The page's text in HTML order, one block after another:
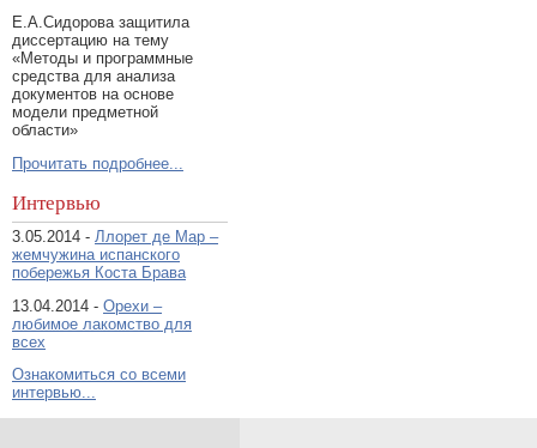
Е.А.Сидорова защитила
диссертацию на тему
«Методы и программные
средства для анализа
документов на основе
модели предметной
области»
Прочитать подробнее...
Интервью
3.05.2014 - Ллорет де Мар –
жемчужина испанского
побережья Коста Брава
13.04.2014 - Орехи –
любимое лакомство для
всех
Ознакомиться со всеми
интервью...